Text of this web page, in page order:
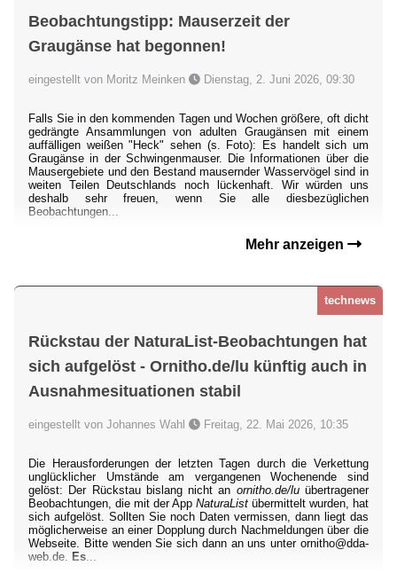
Beobachtungstipp: Mauserzeit der
Graugänse hat begonnen!
eingestellt von Moritz Meinken Dienstag, 2. Juni 2026, 09:30
Falls Sie in den kommenden Tagen und Wochen größere, oft dicht
gedrängte Ansammlungen von adulten Graugänsen mit einem
auffälligen weißen "Heck" sehen (s. Foto): Es handelt sich um
Graugänse in der Schwingenmauser. Die Informationen über die
Mausergebiete und den Bestand mausernder Wasservögel sind in
weiten Teilen Deutschlands noch lückenhaft. Wir würden uns
deshalb sehr freuen, wenn Sie alle diesbezüglichen
Beobachtungen...
Mehr anzeigen
technews
Rückstau der NaturaList-Beobachtungen hat
sich aufgelöst - Ornitho.de/lu künftig auch in
Ausnahmesituationen stabil
eingestellt von Johannes Wahl Freitag, 22. Mai 2026, 10:35
Die Herausforderungen der letzten Tagen durch die Verkettung
unglücklicher Umstände am vergangenen Wochenende sind
gelöst: Der Rückstau bislang nicht an ornitho.de/luübertragener
Beobachtungen, die mit der App NaturaList übermittelt wurden, hat
sich aufgelöst. Sollten Sie noch Daten vermissen, dann liegt das
möglicherweise an einer Dopplung durch Nachmeldungen über die
Webseite. Bitte wenden Sie sich dann an uns unter ornitho@dda-
web.de. Es...